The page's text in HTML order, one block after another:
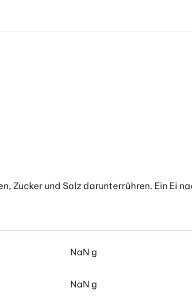
Zucker und Salz darunterrühren. Ein Ei
NaN g
NaN g